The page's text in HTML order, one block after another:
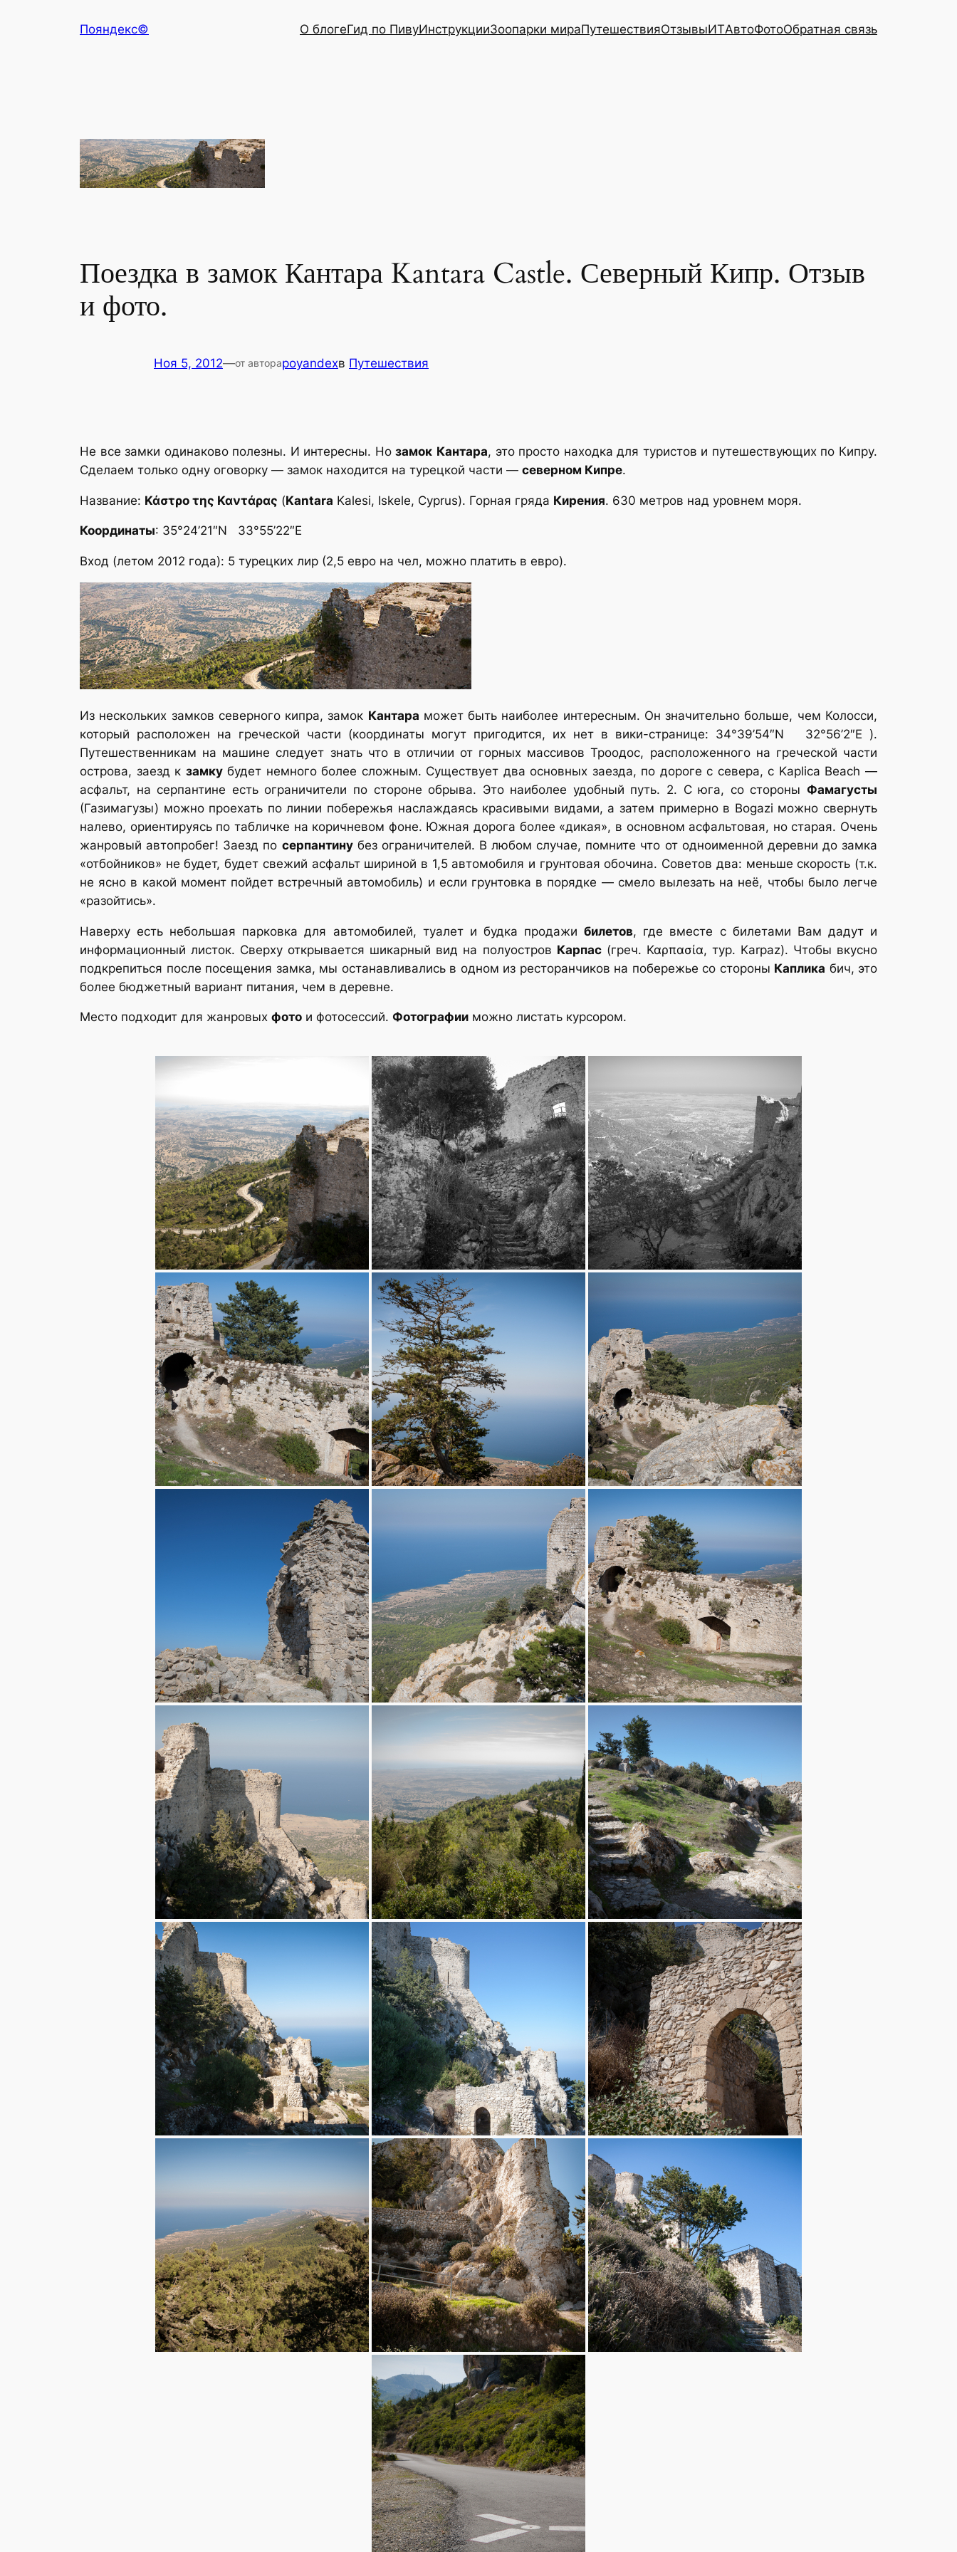
Пояндекс© О блогеГид по ПивуИнструкцииЗоопарки мираПутешествияОтзывыИТАвтоФотоОбратная связь
Поездка в замок Кантара Kantara Castle. Северный Кипр. Отзыв
и фото.
Ноя 5, 2012—от автораpoyandexв Путешествия
Не все замки одинаково полезны. И интересны. Нозамок Кантара, это просто находка для туристов и путешествующих по Кипру.
Сделаем только одну оговорку — замок находится на турецкой части — северном Кипре.
Название: Κάστρο της Καντάρας (Kantara Kalesi, Iskele, Cyprus). Горная гряда Кирения. 630 метров над уровнем моря.
Координаты: 35°24’21″N 33°55’22″E
Вход (летом 2012 года): 5 турецких лир (2,5 евро на чел, можно платить в евро).
Из нескольких замков северного кипра, замок Кантара может быть наиболее интересным. Он значительно больше, чем Колосси,
который расположен на греческой части (координаты могут пригодится, их нет в вики-странице: 34°39’54″N 32°56’2″E ).
Путешественникам на машине следует знать что в отличии от горных массивов Троодос, расположенного на греческой части
острова, заезд к замкубудет немного более сложным. Существует два основных заезда, по дороге с севера, с Kaplica Beach —
асфальт, на серпантине есть ограничители по стороне обрыва. Это наиболее удобный путь. 2. С юга, со стороны Фамагусты
(Газимагузы) можно проехать по линии побережья наслаждаясь красивыми видами, а затем примерно в Bogazi можно свернуть
налево, ориентируясь по табличке на коричневом фоне. Южная дорога более «дикая», в основном асфальтовая, но старая. Очень
жанровый автопробег! Заезд по серпантинубез ограничителей. В любом случае, помните что от одноименной деревни до замка
«отбойников» не будет, будет свежий асфальт шириной в 1,5 автомобиля и грунтовая обочина. Советов два: меньше скорость (т.к.
не ясно в какой момент пойдет встречный автомобиль) и если грунтовка в порядке — смело вылезать на неё, чтобы было легче
«разойтись».
Наверху есть небольшая парковка для автомобилей, туалет и будка продажибилетов, где вместе с билетами Вам дадут и
информационный листок. Сверху открывается шикарный вид на полуостров Карпас(греч. Καρπασία, тур. Karpaz). Чтобы вкусно
подкрепиться после посещения замка, мы останавливались в одном из ресторанчиков на побережье со стороны Каплика бич, это
более бюджетный вариант питания, чем в деревне.
Место подходит для жанровых фото и фотосессий. Фотографии можно листать курсором.